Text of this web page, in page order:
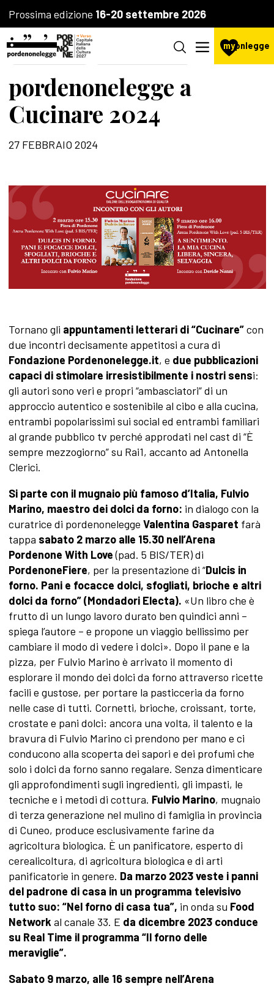
Prossima edizione 16-20 settembre 2026
mypnlegge
LA FONDAZIONE
pordenonelegge a
Cucinare 2024
27 FEBBRAIO 2024
Tornano gli appuntamenti letterari di “Cucinare”con
due incontri decisamente appetitosi a cura di
Fondazione Pordenonelegge.it, e due pubblicazioni
capaci di stimolare irresistibilmente i nostri sensi:
gli autori sono veri e propri “ambasciatori” di un
approccio autentico e sostenibile al cibo e alla cucina,
entrambi popolarissimi sui social ed entrambi familiari
al grande pubblico tv perché approdati nel cast di “È
sempre mezzogiorno” su Rai1, accanto ad Antonella
Clerici.
Si parte con il mugnaio più famoso d’Italia, Fulvio
Marino, maestro dei dolci da forno: in dialogo con la
curatrice di pordenonelegge Valentina Gasparet farà
tappa sabato 2 marzo alle 15.30 nell’Arena
Pordenone With Love (pad. 5 BIS/TER) di
PordenoneFiere, per la presentazione di “Dulcis in
forno. Pani e focacce dolci, sfogliati, brioche e altri
dolci da forno” (Mondadori Electa). «Un libro che è
frutto di un lungo lavoro durato ben quindici anni –
spiega l’autore – e propone un viaggio bellissimo per
cambiare il modo di vedere i dolci». Dopo il pane e la
pizza, per Fulvio Marino è arrivato il momento di
esplorare il mondo dei dolci da forno attraverso ricette
facili e gustose, per portare la pasticceria da forno
nelle case di tutti. Cornetti, brioche, croissant, torte,
crostate e pani dolci: ancora una volta, il talento e la
bravura di Fulvio Marino ci prendono per mano e ci
conducono alla scoperta dei sapori e dei profumi che
solo i dolci da forno sanno regalare. Senza dimenticare
gli approfondimenti sugli ingredienti, gli impasti, le
tecniche e i metodi di cottura. Fulvio Marino, mugnaio
di terza generazione nel mulino di famiglia in provincia
di Cuneo, produce esclusivamente farine da
agricoltura biologica. È un panificatore, esperto di
cerealicoltura, di agricoltura biologica e di arti
panificatorie in genere. Da marzo 2023 veste i panni
del padrone di casa in un programma televisivo
tutto suo: “Nel forno di casa tua”, in onda su Food
Network al canale 33. E da dicembre 2023 conduce
su Real Time il programma “Il forno delle
meraviglie”.
Sabato 9 marzo, alle 16 sempre nell’Arena